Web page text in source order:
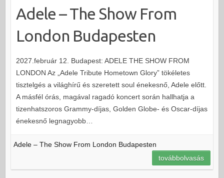
Adele – The Show From
London Budapesten
2027.február 12. Budapest: ADELE THE SHOW FROM
LONDON Az „Adele Tribute Hometown Glory” tökéletes
tisztelgés a világhírű és szeretett soul énekesnő, Adele előtt.
A másfél órás, magával ragadó koncert során hallhatja a
tizenhatszoros Grammy-díjas, Golden Globe- és Oscar-díjas
énekesnő legnagyobb…
Adele – The Show From London Budapesten
továbbolvasás